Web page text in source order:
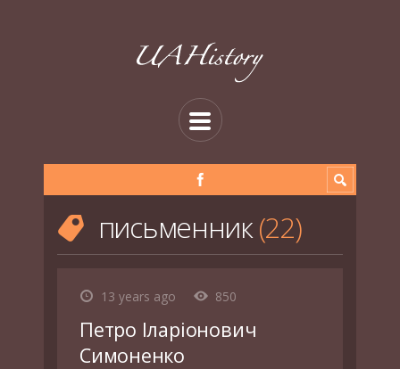
письменник 22
13 years ago 850
Петро Іларіонович
Симоненко